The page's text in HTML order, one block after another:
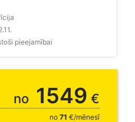
pieejamībai
no 1549 €
no 71 €/mēnesī